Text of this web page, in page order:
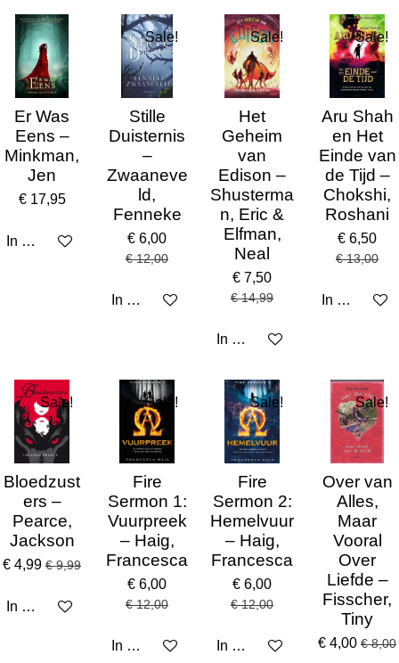
Er Was
Eens –
Minkman,
Jen
€ 17,95
In winkelwagen
Sale!
Stille
Duisternis
–
Zwaaneve
ld,
Fenneke
€ 6,00
€ 12,00
In winkelwagen
Sale!
Het
Geheim
van
Edison –
Shusterma
n, Eric &
Elfman,
Neal
€ 7,50
€ 14,99
In winkelwagen
Sale!
Aru Shah
en Het
Einde van
de Tijd –
Chokshi,
Roshani
€ 6,50
€ 13,00
In
Sale!
Bloedzust
ers –
Pearce,
Jackson
€ 4,99 € 9,99
In winkelwagen
Sale!
Fire
Sermon 1:
Vuurpreek
– Haig,
Francesca
€ 6,00
€ 12,00
In winkelwagen
Sale!
Fire
Sermon 2:
Hemelvuur
– Haig,
Francesca
€ 6,00
€ 12,00
In winkelwagen
Sale!
Over van
Alles,
Maar
Vooral
Over
Liefde –
Fisscher,
Tiny
€ 4,00 € 8,00